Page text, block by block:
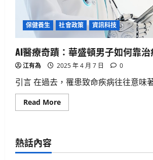
保健養生 社會政策 資訊科技
AI醫療奇蹟：華盛頓男子如何靠
江有為 2025 年 4 月 7 日 0
引言 在過去，罹患致命疾病往往意味
Read MoreRead
more
蹟：
熱話內容
4
2025 年 4 月 10 日
5
健康與生活 生活與成長
貓咪真的不愛你？破
心信號
2025 年 4 月 10 日